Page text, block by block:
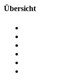
Übersicht